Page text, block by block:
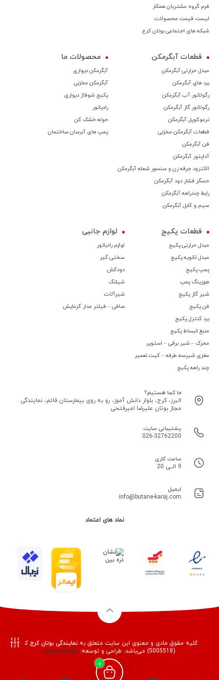
0
فرم گروه مشتریان همکار
لیست قیمت محصولات
شبکه های اجتماعی بوتان کرج
قطعات آبگرمکن
مبدل حرارتی آبگرمکن
برد های آبگرمکن
رگولاتور آب آبگرمکن
رگولاتور گاز آبگرمکن
ترموكوپل آبگرمکن
قطعات آبگرمکن مخزنی
فن آبگرمکن
آداپتور آبگرمکن
الکترود جرقه زن و سنسور شعله آبگرمکن
حسگر فشار دود آبگرمکن
رابط چندراهه آبگرمکن
سیم و کابل آبگرمکن
محصولات ما
آبگرمکن دیواری
آبگرمکن مخزنی
پکیج شوفاژ دیواری
رادیاتور
حوله خشک کن
پمپ های آبرسان ساختمان
قطعات پکیج
مبدل حرارتی پکیج
مبدل ثانویه پکیج
پمپ پکیج
هوزینگ پمپ
شیر گاز پکیج
فن پکیج
برد کنترل پکیج
منبع انبساط پکیج
محرک – شیر برقی – استوپر
مغزی شیرسه طرفه – کیت تعمیر
چند راهه پکیج
لوازم جانبی
لوازم رادیاتور
سختی گیر
دودکش
شیلنگ
شیرآلات
صافی – فیلتر مدار گرمایش
ما کجا هستیم؟
البرز، کرج، بلوار دانش آموز، رو به روی بیمارستان قائم، نمایندگی
مجاز بوتان علیرضا امیرفتحی
پشتیبانی سایت
026-32762200
ساعت کاری
9 الــی 20
ایمیل
info@butane-karaj.com
نماد های اعتماد
کلیه حقوق مادی و معنوی این سایت متعلق به نمایندگی بوتان کرجکد
(5005518) می‌باشد. طراحی و توسعه:
خدماتسایت